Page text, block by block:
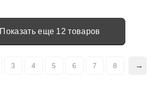
Показать еще 12 товаров
3 4 5 6 7 8